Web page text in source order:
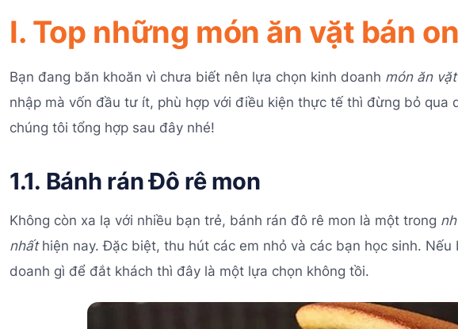
I. Top những món ăn vặt bán
Bạn đang băn khoăn vì chưa biết nên lựa chọn kinh doanh món ăn
nhập mà vốn đầu tư ít, phù hợp với điều kiện thực tế thì đừng bỏ qua
chúng tôi tổng hợp sau đây nhé!
1.1. Bánh rán Đô rê mon
Không còn xa lạ với nhiều bạn trẻ, bánh rán đô rê mon là một trong
nhấthiện nay. Đặc biệt, thu hút các em nhỏ và các bạn học sinh.
doanh gì để đắt khách thì đây là một lựa chọn không tồi.